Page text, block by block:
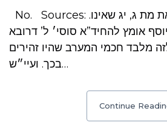
No. Sources: .ראה רמב״ם טומאת מת ג, יג שאינו
אומץ להחיד”א סוסי׳ ל’ דרובא
מלבד חכמי המערב שהיו זהירים
בכך. ועיי״ש…
Continue